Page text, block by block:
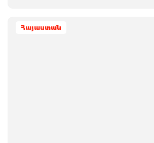
Հայաստան